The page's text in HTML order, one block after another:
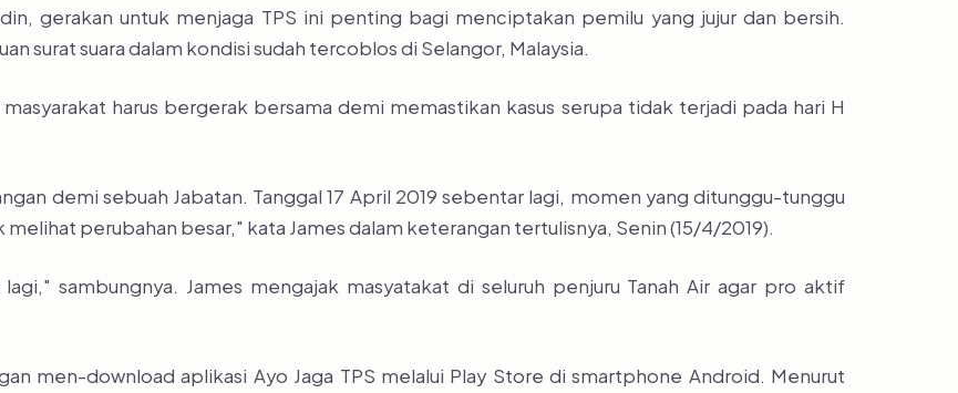
gerakan untuk menjaga TPS ini penting bagi menciptakan pemilu yang jujur dan bersih.
surat suara dalam kondisi sudah tercoblos di Selangor, Malaysia.
harus bergerak bersama demi memastikan kasus serupa tidak terjadi pada hari H
demi sebuah Jabatan. Tanggal 17 April 2019 sebentar lagi, momen yang ditunggu-tunggu
perubahan besar," kata James dalam keterangan tertulisnya, Senin (15/4/2019).
sambungnya. James mengajak masyatakat di seluruh penjuru Tanah Air agar pro aktif
men-download aplikasi Ayo Jaga TPS melalui Play Store di smartphone Android. Menurut